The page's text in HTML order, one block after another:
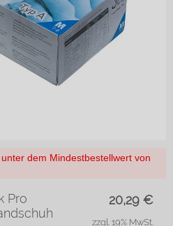
dem Mindestbestellwert von
20,29 €
Pro
zzgl. 19% MwSt.